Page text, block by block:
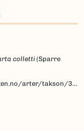
colletti(Sparre
takson/30849/beskrivelse